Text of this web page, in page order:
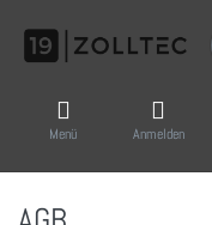
Menü Anmelden